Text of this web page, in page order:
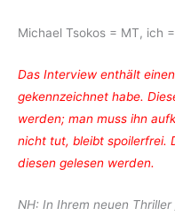
Michael Tsokos = MT, ich
Das Interview enthält
gekennzeichnet habe.
werden; man muss ihn
nicht tut, bleibt spoilerfrei.
diesen gelesen werden.
NH: In Ihrem neuen